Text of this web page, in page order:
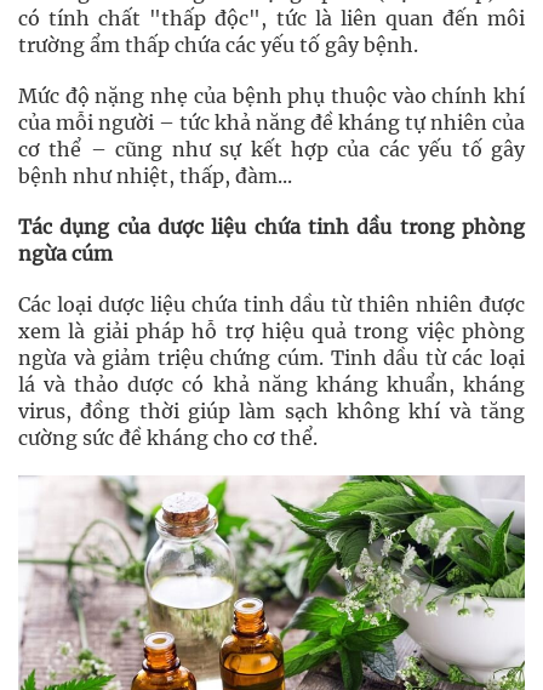
có tính chất "thấp độc", tức là liên quan đến môi
trường ẩm thấp chứa các yếu tố gây bệnh.
Mức độ nặng nhẹ của bệnh phụ thuộc vào chính khí
của mỗi người – tức khả năng đề kháng tự nhiên của
cơ thể – cũng như sự kết hợp của các yếu tố gây
bệnh như nhiệt, thấp, đàm...
Tác dụng của dược liệu chứa tinh dầu trong phòng
ngừa cúm
Các loại dược liệu chứa tinh dầu từ thiên nhiên được
xem là giải pháp hỗ trợ hiệu quả trong việc phòng
ngừa và giảm triệu chứng cúm. Tinh dầu từ các loại
lá và thảo dược có khả năng kháng khuẩn, kháng
virus, đồng thời giúp làm sạch không khí và tăng
cường sức đề kháng cho cơ thể.